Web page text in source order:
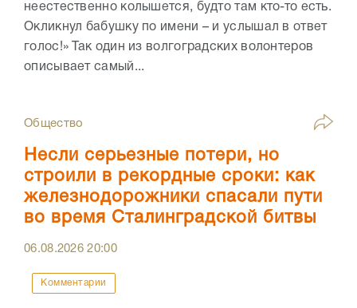
неестественно колышется, будто там кто-то есть.
Окликнул бабушку по имени – и услышал в ответ
голос!» Так один из волгоградских волонтеров
описывает самый...
Общество
Несли серьезные потери, но
строили в рекордные сроки: как
железнодорожники спасали пути
во время Сталинградской битвы
06.08.202620:00
Комментарии